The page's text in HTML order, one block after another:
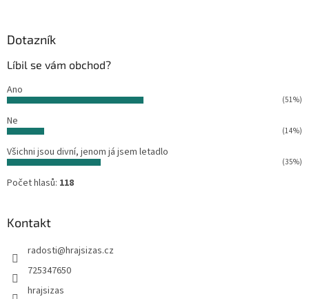
Dotazník
Líbil se vám obchod?
Ano
(51%)
Ne
(14%)
Všichni jsou divní, jenom já jsem letadlo
(35%)
Počet hlasů: 118
Kontakt
radosti@hrajsizas.cz
725347650
hrajsizas